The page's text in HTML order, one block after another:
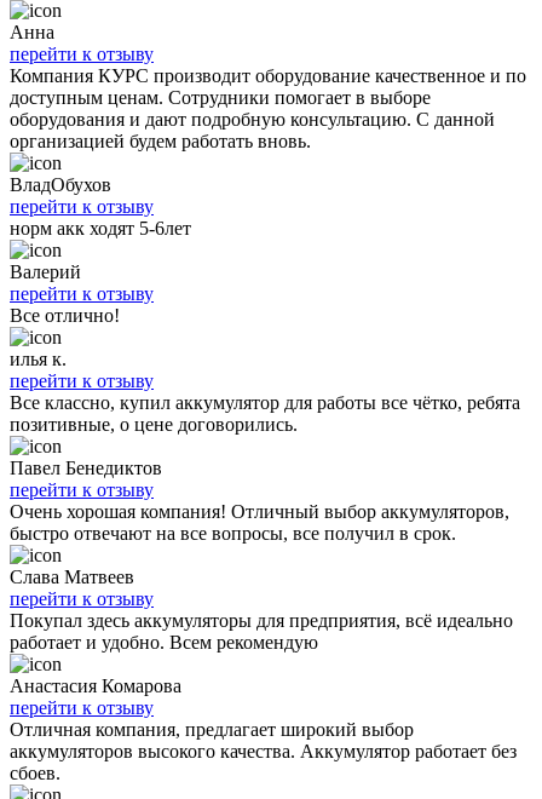
Анна
перейти к отзыву
Компания КУРС производит оборудование качественное и по
доступным ценам. Сотрудники помогает в выборе
оборудования и дают подробную консультацию. С данной
организацией будем работать вновь.
ВладОбухов
перейти к отзыву
норм акк ходят 5-6лет
Валерий
перейти к отзыву
Все отлично!
илья к.
перейти к отзыву
Все классно, купил аккумулятор для работы все чётко, ребята
позитивные, о цене договорились.
Павел Бенедиктов
перейти к отзыву
Очень хорошая компания! Отличный выбор аккумуляторов,
быстро отвечают на все вопросы, все получил в срок.
Слава Матвеев
перейти к отзыву
Покупал здесь аккумуляторы для предприятия, всё идеально
работает и удобно. Всем рекомендую
Анастасия Комарова
перейти к отзыву
Отличная компания, предлагает широкий выбор
аккумуляторов высокого качества. Аккумулятор работает без
сбоев.